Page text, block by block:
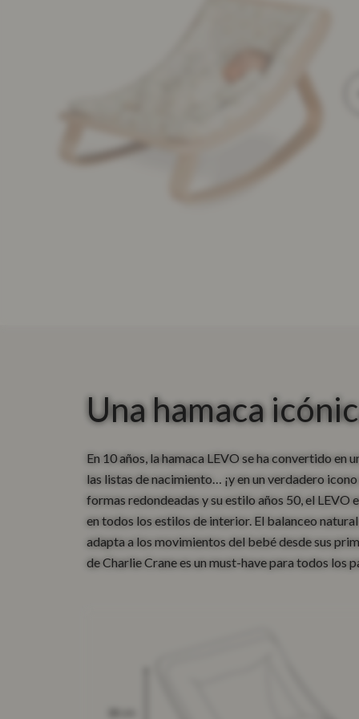
Una hamaca
En 10 años, la hamaca LEVO se ha convertido en
las listas de nacimiento… ¡y en un verdadero
formas redondeadas y su estilo años 50, el LEVO
en todos los estilos de interior. El balanceo natural
adapta a los movimientos del bebé desde sus
de Charlie Crane es un must-have para todos los